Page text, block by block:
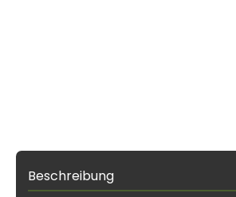
Beschreibung